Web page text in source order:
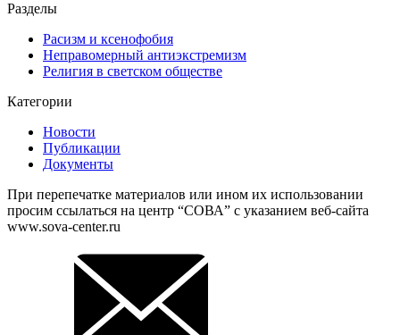
Разделы
Расизм и ксенофобия
Неправомерный антиэкстремизм
Религия в светском обществе
Категории
Новости
Публикации
Документы
При перепечатке материалов или ином их использовании
просим ссылаться на центр “СОВА” с указанием веб-сайта
www.sova-center.ru